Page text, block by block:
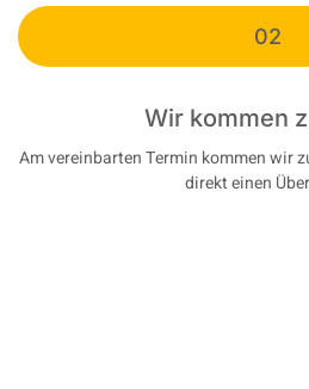
02
Wir kommen
Am vereinbarten Termin kommen wir
direkt einen